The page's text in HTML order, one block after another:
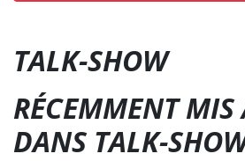
TALK-SHOW
RÉCEMMENT MIS
DANS TALK-